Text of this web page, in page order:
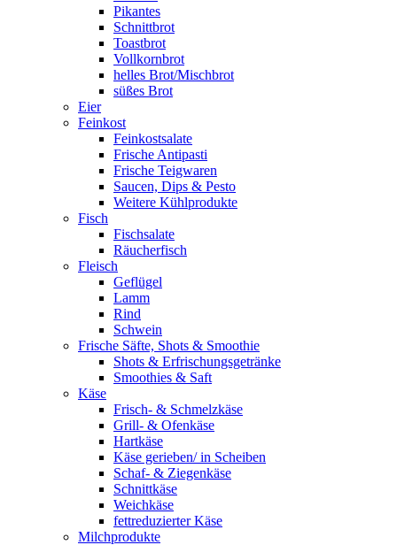
Pikantes
Schnittbrot
Toastbrot
Vollkornbrot
helles Brot/Mischbrot
süßes Brot
Eier
Feinkost
Feinkostsalate
Frische Antipasti
Frische Teigwaren
Saucen, Dips & Pesto
Weitere Kühlprodukte
Fisch
Fischsalate
Räucherfisch
Fleisch
Geflügel
Lamm
Rind
Schwein
Frische Säfte, Shots & Smoothie
Shots & Erfrischungsgetränke
Smoothies & Saft
Käse
Frisch- & Schmelzkäse
Grill- & Ofenkäse
Hartkäse
Käse gerieben/ in Scheiben
Schaf- & Ziegenkäse
Schnittkäse
Weichkäse
fettreduzierter Käse
Milchprodukte